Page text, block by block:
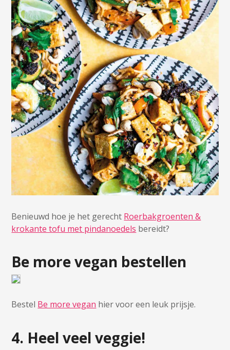
Benieuwd hoe je het gerecht Roerbakgroenten &
krokante tofu met pindanoedels bereidt?
Be more vegan bestellen
Bestel Be more vegan hier voor een leuk prijsje.
4. Heel veel veggie!